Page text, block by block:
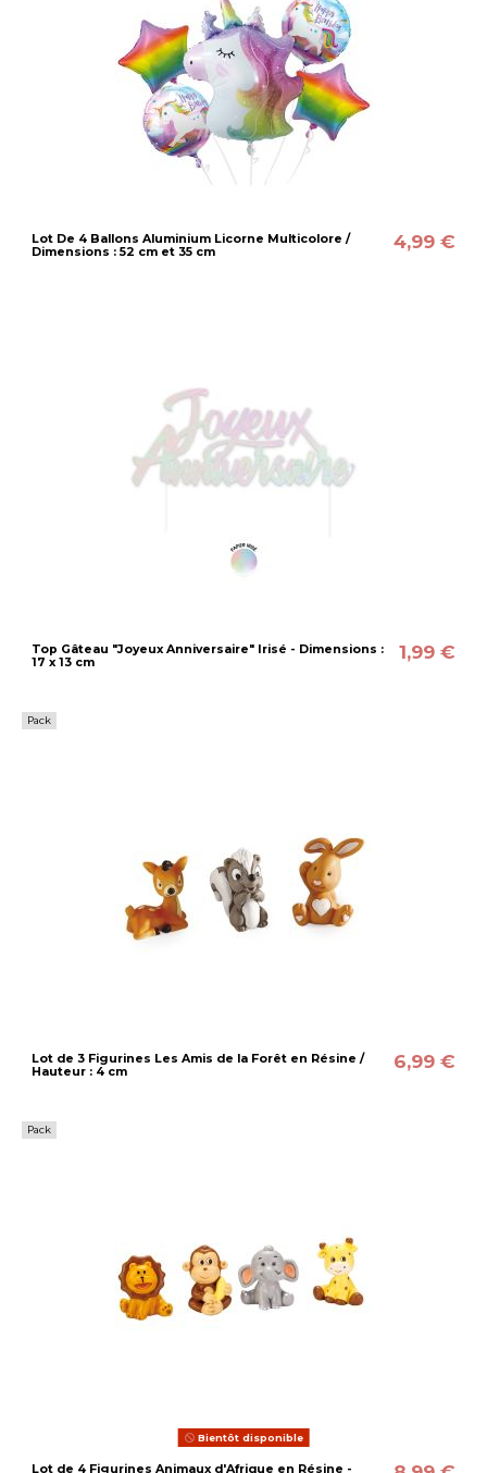
Lot De 4 Ballons Aluminium Licorne Multicolore /
Dimensions : 52 cm et 35 cm
4,99 €
Top Gâteau "Joyeux Anniversaire" Irisé - Dimensions :
17 x 13 cm
1,99 €
Pack
Lot de 3 Figurines Les Amis de la Forêt en Résine /
Hauteur : 4 cm
6,99 €
Pack
Bientôt disponible
Lot de 4 Figurines Animaux d'Afrique en Résine -